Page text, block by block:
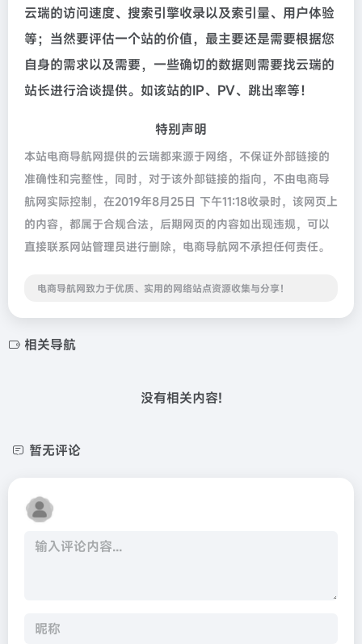
云瑞的访问速度、搜索引擎收录以及索引量、用户体验
等；当然要评估一个站的价值，最主要还是需要根据您
自身的需求以及需要，一些确切的数据则需要找云瑞的
站长进行洽谈提供。如该站的IP、PV、跳出率等！
特别声明
本站电商导航网提供的云瑞都来源于网络，不保证外部链接的
准确性和完整性，同时，对于该外部链接的指向，不由电商导
航网实际控制，在2019年8月25日 下午11:18收录时，该网页上
的内容，都属于合规合法，后期网页的内容如出现违规，可以
直接联系网站管理员进行删除，电商导航网不承担任何责任。
电商导航网致力于优质、实用的网络站点资源收集与分享！
相关导航
没有相关内容!
暂无评论